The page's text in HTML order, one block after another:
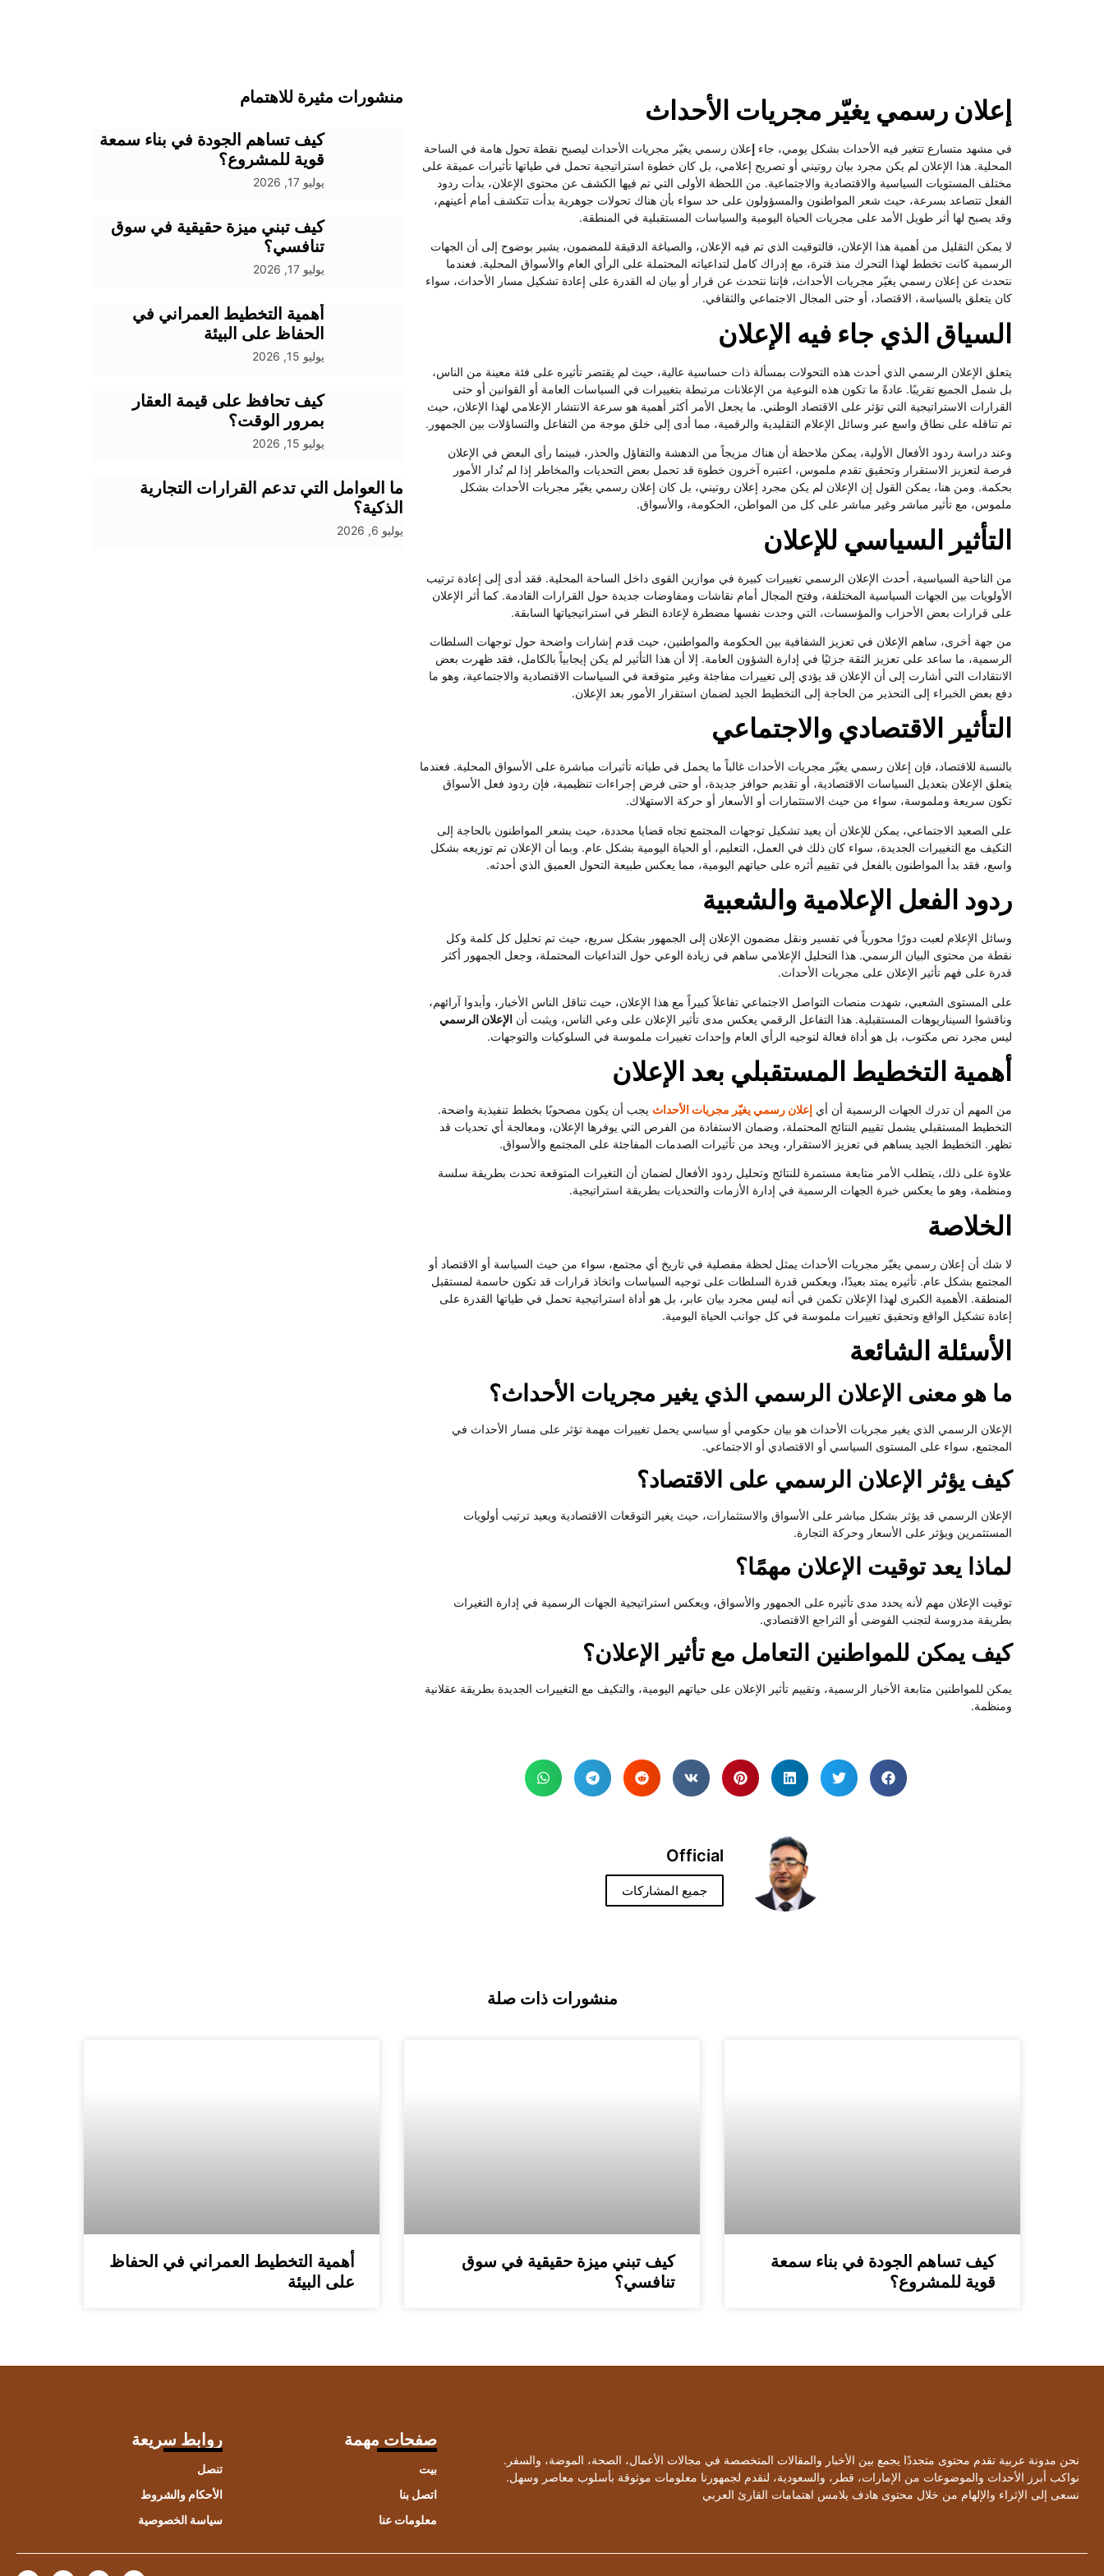
منشورات مثيرة للاهتمام
كيف تساهم الجودة في بناء سمعة
قوية للمشروع؟
يوليو 17, 2026
كيف تبني ميزة حقيقية في سوق
تنافسي؟
يوليو 17, 2026
أهمية التخطيط العمراني في
الحفاظ على البيئة
يوليو 15, 2026
كيف تحافظ على قيمة العقار
بمرور الوقت؟
يوليو 15, 2026
ما العوامل التي تدعم القرارات التجارية
الذكية؟
يوليو 6, 2026
إعلان رسمي يغيّر مجريات الأحداث
في مشهد متسارع تتغير فيه الأحداث بشكل يومي، جاء إعلان رسمي يغيّر مجريات الأحداث ليصبح نقطة تحول هامة في الساحة
المحلية. هذا الإعلان لم يكن مجرد بيان روتيني أو تصريح إعلامي، بل كان خطوة استراتيجية تحمل في طياتها تأثيرات عميقة على
مختلف المستويات السياسية والاقتصادية والاجتماعية. من اللحظة الأولى التي تم فيها الكشف عن محتوى الإعلان، بدأت ردود
الفعل تتصاعد بسرعة، حيث شعر المواطنون والمسؤولون على حد سواء بأن هناك تحولات جوهرية بدأت تتكشف أمام أعينهم،
وقد يصبح لها أثر طويل الأمد على مجريات الحياة اليومية والسياسات المستقبلية في المنطقة.
لا يمكن التقليل من أهمية هذا الإعلان، فالتوقيت الذي تم فيه الإعلان، والصياغة الدقيقة للمضمون، يشير بوضوح إلى أن الجهات
الرسمية كانت تخطط لهذا التحرك منذ فترة، مع إدراك كامل لتداعياته المحتملة على الرأي العام والأسواق المحلية. فعندما
نتحدث عن إعلان رسمي يغيّر مجريات الأحداث، فإننا نتحدث عن قرار أو بيان له القدرة على إعادة تشكيل مسار الأحداث، سواء
كان يتعلق بالسياسة، الاقتصاد، أو حتى المجال الاجتماعي والثقافي.
السياق الذي جاء فيه الإعلان
يتعلق الإعلان الرسمي الذي أحدث هذه التحولات بمسألة ذات حساسية عالية، حيث لم يقتصر تأثيره على فئة معينة من الناس،
بل شمل الجميع تقريبًا. عادةً ما تكون هذه النوعية من الإعلانات مرتبطة بتغييرات في السياسات العامة أو القوانين أو حتى
القرارات الاستراتيجية التي تؤثر على الاقتصاد الوطني. ما يجعل الأمر أكثر أهمية هو سرعة الانتشار الإعلامي لهذا الإعلان، حيث
تم تناقله على نطاق واسع عبر وسائل الإعلام التقليدية والرقمية، مما أدى إلى خلق موجة من التفاعل والتساؤلات بين الجمهور.
وعند دراسة ردود الأفعال الأولية، يمكن ملاحظة أن هناك مزيجاً من الدهشة والتفاؤل والحذر، فبينما رأى البعض في الإعلان
فرصة لتعزيز الاستقرار وتحقيق تقدم ملموس، اعتبره آخرون خطوة قد تحمل بعض التحديات والمخاطر إذا لم تُدار الأمور
بحكمة. ومن هنا، يمكن القول إن الإعلان لم يكن مجرد إعلان روتيني، بل كان إعلان رسمي يغيّر مجريات الأحداث بشكل
ملموس، مع تأثير مباشر وغير مباشر على كل من المواطن، الحكومة، والأسواق.
التأثير السياسي للإعلان
من الناحية السياسية، أحدث الإعلان الرسمي تغييرات كبيرة في موازين القوى داخل الساحة المحلية. فقد أدى إلى إعادة ترتيب
الأولويات بين الجهات السياسية المختلفة، وفتح المجال أمام نقاشات ومفاوضات جديدة حول القرارات القادمة. كما أثر الإعلان
على قرارات بعض الأحزاب والمؤسسات، التي وجدت نفسها مضطرة لإعادة النظر في استراتيجياتها السابقة.
من جهة أخرى، ساهم الإعلان في تعزيز الشفافية بين الحكومة والمواطنين، حيث قدم إشارات واضحة حول توجهات السلطات
الرسمية، ما ساعد على تعزيز الثقة جزئيًا في إدارة الشؤون العامة. إلا أن هذا التأثير لم يكن إيجابياً بالكامل، فقد ظهرت بعض
الانتقادات التي أشارت إلى أن الإعلان قد يؤدي إلى تغييرات مفاجئة وغير متوقعة في السياسات الاقتصادية والاجتماعية، وهو ما
دفع بعض الخبراء إلى التحذير من الحاجة إلى التخطيط الجيد لضمان استقرار الأمور بعد الإعلان.
التأثير الاقتصادي والاجتماعي
بالنسبة للاقتصاد، فإن إعلان رسمي يغيّر مجريات الأحداث غالباً ما يحمل في طياته تأثيرات مباشرة على الأسواق المحلية. فعندما
يتعلق الإعلان بتعديل السياسات الاقتصادية، أو تقديم حوافز جديدة، أو حتى فرض إجراءات تنظيمية، فإن ردود فعل الأسواق
تكون سريعة وملموسة، سواء من حيث الاستثمارات أو الأسعار أو حركة الاستهلاك.
على الصعيد الاجتماعي، يمكن للإعلان أن يعيد تشكيل توجهات المجتمع تجاه قضايا محددة، حيث يشعر المواطنون بالحاجة إلى
التكيف مع التغييرات الجديدة، سواء كان ذلك في العمل، التعليم، أو الحياة اليومية بشكل عام. وبما أن الإعلان تم توزيعه بشكل
واسع، فقد بدأ المواطنون بالفعل في تقييم أثره على حياتهم اليومية، مما يعكس طبيعة التحول العميق الذي أحدثه.
ردود الفعل الإعلامية والشعبية
وسائل الإعلام لعبت دورًا محورياً في تفسير ونقل مضمون الإعلان إلى الجمهور بشكل سريع، حيث تم تحليل كل كلمة وكل
نقطة من محتوى البيان الرسمي. هذا التحليل الإعلامي ساهم في زيادة الوعي حول التداعيات المحتملة، وجعل الجمهور أكثر
قدرة على فهم تأثير الإعلان على مجريات الأحداث.
على المستوى الشعبي، شهدت منصات التواصل الاجتماعي تفاعلاً كبيراً مع هذا الإعلان، حيث تناقل الناس الأخبار، وأبدوا آرائهم،
وناقشوا السيناريوهات المستقبلية. هذا التفاعل الرقمي يعكس مدى تأثير الإعلان على وعي الناس، ويثبت أن الإعلان الرسمي
ليس مجرد نص مكتوب، بل هو أداة فعالة لتوجيه الرأي العام وإحداث تغييرات ملموسة في السلوكيات والتوجهات.
أهمية التخطيط المستقبلي بعد الإعلان
من المهم أن تدرك الجهات الرسمية أن أي إعلان رسمي يغيّر مجريات الأحداث يجب أن يكون مصحوبًا بخطط تنفيذية واضحة.
التخطيط المستقبلي يشمل تقييم النتائج المحتملة، وضمان الاستفادة من الفرص التي يوفرها الإعلان، ومعالجة أي تحديات قد
تظهر. التخطيط الجيد يساهم في تعزيز الاستقرار، ويحد من تأثيرات الصدمات المفاجئة على المجتمع والأسواق.
علاوة على ذلك، يتطلب الأمر متابعة مستمرة للنتائج وتحليل ردود الأفعال لضمان أن التغيرات المتوقعة تحدث بطريقة سلسة
ومنظمة، وهو ما يعكس خبرة الجهات الرسمية في إدارة الأزمات والتحديات بطريقة استراتيجية.
الخلاصة
لا شك أن إعلان رسمي يغيّر مجريات الأحداث يمثل لحظة مفصلية في تاريخ أي مجتمع، سواء من حيث السياسة أو الاقتصاد أو
المجتمع بشكل عام. تأثيره يمتد بعيدًا، ويعكس قدرة السلطات على توجيه السياسات واتخاذ قرارات قد تكون حاسمة لمستقبل
المنطقة. الأهمية الكبرى لهذا الإعلان تكمن في أنه ليس مجرد بيان عابر، بل هو أداة استراتيجية تحمل في طياتها القدرة على
إعادة تشكيل الواقع وتحقيق تغييرات ملموسة في كل جوانب الحياة اليومية.
الأسئلة الشائعة
ما هو معنى الإعلان الرسمي الذي يغير مجريات الأحداث؟
الإعلان الرسمي الذي يغير مجريات الأحداث هو بيان حكومي أو سياسي يحمل تغييرات مهمة تؤثر على مسار الأحداث في
المجتمع، سواء على المستوى السياسي أو الاقتصادي أو الاجتماعي.
كيف يؤثر الإعلان الرسمي على الاقتصاد؟
الإعلان الرسمي قد يؤثر بشكل مباشر على الأسواق والاستثمارات، حيث يغير التوقعات الاقتصادية ويعيد ترتيب أولويات
المستثمرين ويؤثر على الأسعار وحركة التجارة.
لماذا يعد توقيت الإعلان مهمًا؟
توقيت الإعلان مهم لأنه يحدد مدى تأثيره على الجمهور والأسواق، ويعكس استراتيجية الجهات الرسمية في إدارة التغيرات
بطريقة مدروسة لتجنب الفوضى أو التراجع الاقتصادي.
كيف يمكن للمواطنين التعامل مع تأثير الإعلان؟
يمكن للمواطنين متابعة الأخبار الرسمية، وتقييم تأثير الإعلان على حياتهم اليومية، والتكيف مع التغييرات الجديدة بطريقة عقلانية
ومنظمة.
Official
جميع المشاركات
منشورات ذات صلة
كيف تساهم الجودة في بناء سمعة
قوية للمشروع؟
كيف تبني ميزة حقيقية في سوق
تنافسي؟
أهمية التخطيط العمراني في الحفاظ
على البيئة
صفحات مهمة
بيت
اتصل بنا
معلومات عنا
روابط سريعة
تنصل
الأحكام والشروط
سياسة الخصوصية
نحن مدونة عربية تقدم محتوى متجددًا يجمع بين الأخبار والمقالات المتخصصة في مجالات الأعمال، الصحة، الموضة، والسفر.
نواكب أبرز الأحداث والموضوعات من الإمارات، قطر، والسعودية، لنقدم لجمهورنا معلومات موثوقة بأسلوب معاصر وسهل.
نسعى إلى الإثراء والإلهام من خلال محتوى هادف يلامس اهتمامات القارئ العربي